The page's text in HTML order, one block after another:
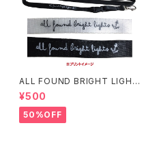
ALL FOUND BRIGHT LIGHT
S ネックストラップ(細)
¥500
50%OFF